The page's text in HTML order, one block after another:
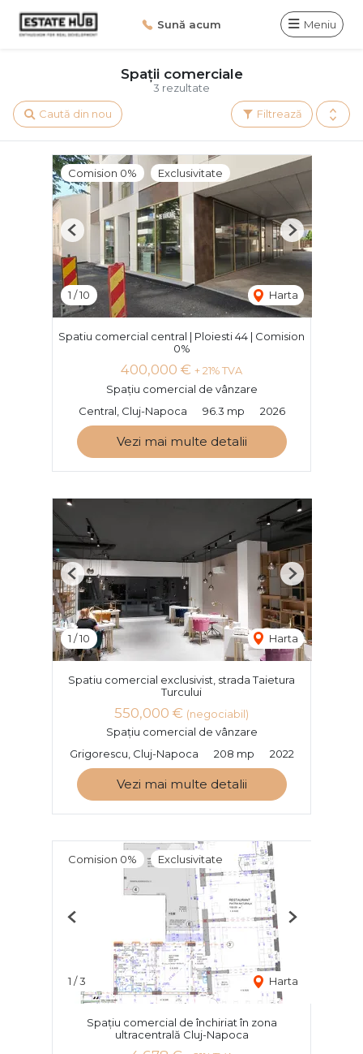
Sună acum Meniu
3 rezultate
Spații comerciale
Filtrează
Caută din nou
Comision 0% Exclusivitate
1 /10 Harta
Previous Next
Spatiu comercial central | Ploiesti 44 | Comision
0%
400,000 € + 21% TVA
Spațiu comercial de vânzare
Central, Cluj-Napoca
96.3 mp 2026
Vezi mai multe detalii
1 /10 Harta
Previous Next
Spatiu comercial exclusivist, strada Taietura
Turcului
550,000 € (negociabil)
Spațiu comercial de vânzare
Grigorescu, Cluj-Napoca
208 mp 2022
Vezi mai multe detalii
Comision 0% Exclusivitate
1 /3 Harta
Previous Next
Spațiu comercial de închiriat în zona
ultracentrală Cluj-Napoca